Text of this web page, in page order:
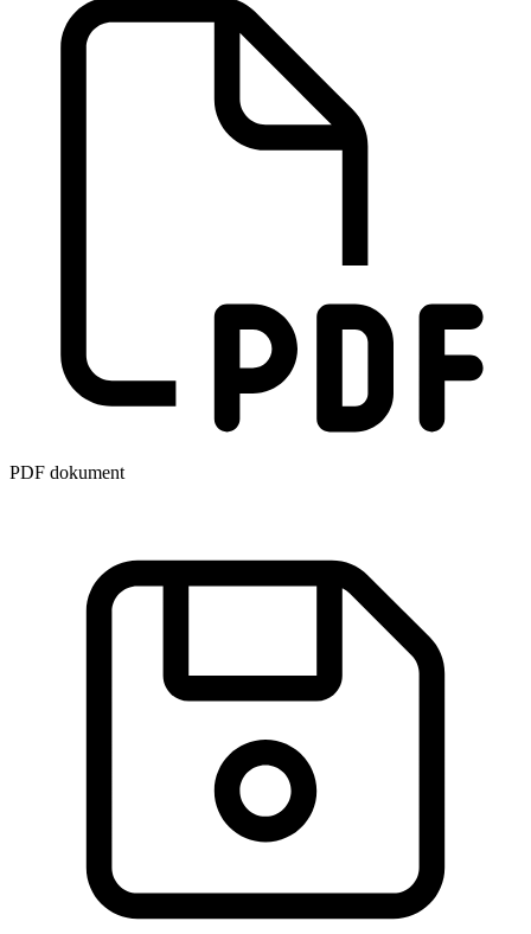
PDF dokument